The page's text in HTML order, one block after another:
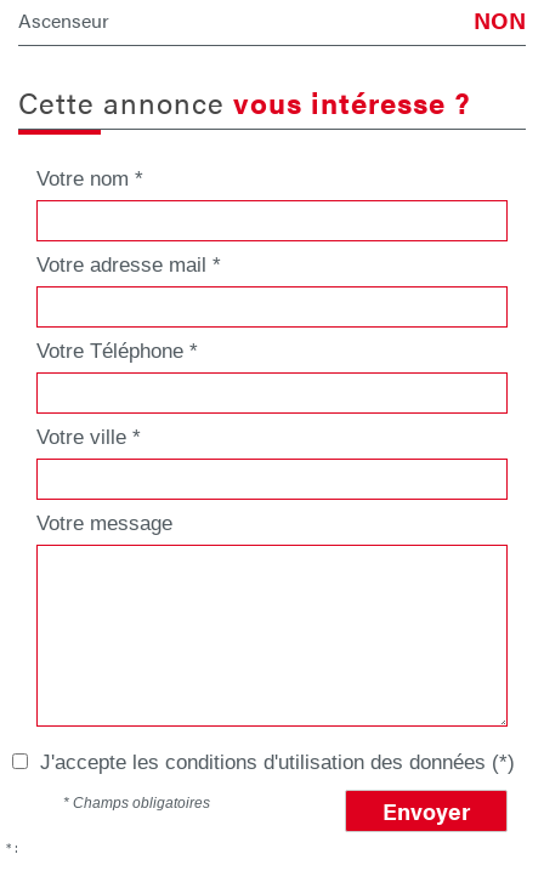
Ascenseur NON
cette annonce vous intéresse ?
Votre nom *
Votre adresse mail *
Votre Téléphone *
Votre ville *
Votre message
J'accepte les conditions d'utilisation des données (*)
Envoyer
* Champs obligatoires
* :